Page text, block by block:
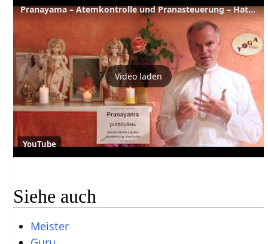
Pranayama – Atemkontrolle und Pranasteuerung – Hatha Yoga Wörterbuch
Video laden
YouTube
Siehe auch
Meister